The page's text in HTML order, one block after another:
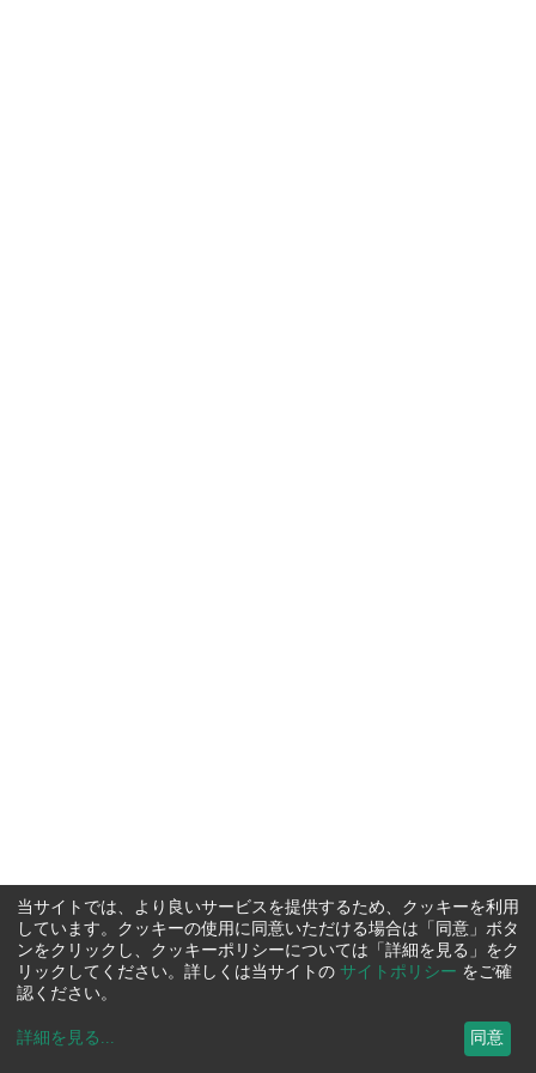
当サイトでは、より良いサービスを提供するため、クッキーを利用
しています。クッキーの使用に同意いただける場合は「同意」ボタ
ンをクリックし、クッキーポリシーについては「詳細を見る」をク
リックしてください。詳しくは当サイトの サイトポリシー をご確
認ください。
詳細を見る ... 同意